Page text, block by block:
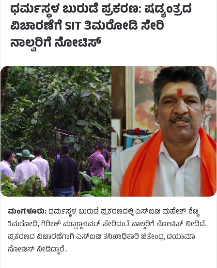
ಧರ್ಮಸ್ಥಳ ಬುರುಡೆ ಪ್ರಕರಣ: ಷಡ್ಯಂತ್ರದ
ವಿಚಾರಣೆಗೆ SIT ತಿಮರೋಡಿ ಸೇರಿ
ನಾಲ್ವರಿಗೆ ನೋಟಿಸ್
ಮಂಗಳೂರು:ಧರ್ಮಸ್ಥಳ ಬುರುಡೆ ಪ್ರಕರಣದಲ್ಲಿ ಎಸ್​ಐಟಿ ಮಹೇಶ್​ ಶೆಟ್ಟಿ
ತಿಮರೋಡಿ, ಗಿರೀಶ್​ ಮಟ್ಟಣ್ಣನವರ್​​ ಸೇರಿದಂತೆ ನಾಲ್ವರಿಗೆ ನೋಟಿಸ್​ ನೀಡಿದೆ..
ಪ್ರಕರಣದ ವಿಚಾರಣೆಗಾಗಿ ಎಸ್​ಐಟಿ ತನಿಖಾಧಿಕಾರಿ ಜಿತೇಂದ್ರ ದಯಾಮಾ
ನೋಟಿಸ್​ ನೀಡಿದ್ಧಾರೆ..